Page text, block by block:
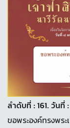
ลำดับที่ : 161. วันที่
ขอพระองค์ทรงพร